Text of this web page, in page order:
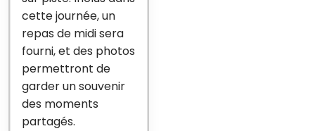
cette journée, un
repas de midi sera
fourni, et des photos
permettront de
garder un souvenir
des moments
partagés.